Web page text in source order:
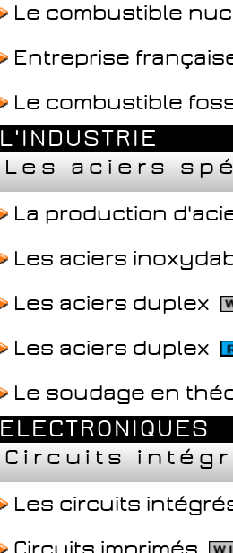
Le combustible
Entreprise
Le combustible
L'INDUSTRIE
Les aciers
La production
Les aciers
Les aciers duplex
Les aciers duplex
Le soudage en
ELECTRONIQUES
Circuits
Les circuits